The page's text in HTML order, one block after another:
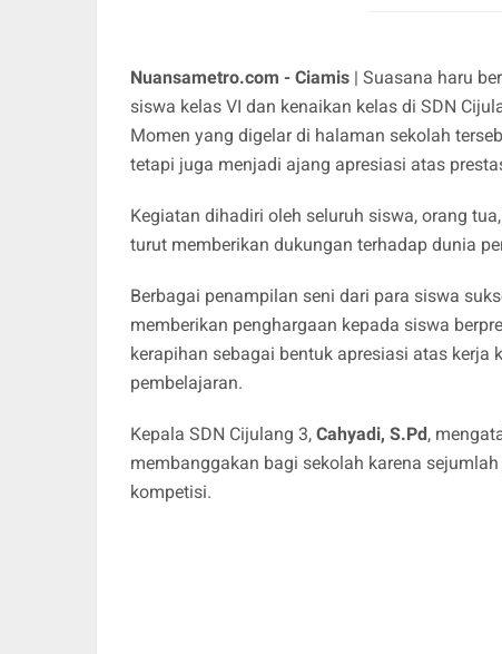
Nuansametro.com - Ciamis | Suasana haru
siswa kelas VI dan kenaikan kelas di SDN
Momen yang digelar di halaman sekolah
tetapi juga menjadi ajang apresiasi atas
Kegiatan dihadiri oleh seluruh siswa, orang
turut memberikan dukungan terhadap dunia
Berbagai penampilan seni dari para siswa
memberikan penghargaan kepada siswa
kerapihan sebagai bentuk apresiasi atas kerja
pembelajaran.
Kepala SDN Cijulang 3, Cahyadi, S.Pd,
membanggakan bagi sekolah karena
kompetisi.